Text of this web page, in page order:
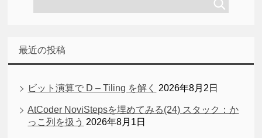
最近の投稿
ビット演算で D – Tiling を解く 2026年8月2日
AtCoder NoviStepsを埋めてみる(24) スタック：か
っこ列を扱う 2026年8月1日